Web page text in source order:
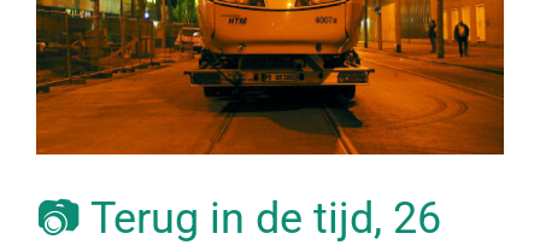
📷 Terug in de tijd, 26